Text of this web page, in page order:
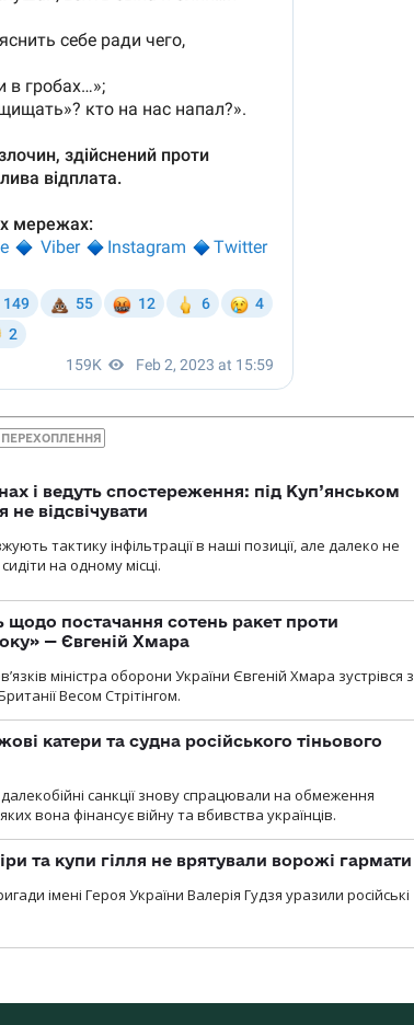
ПЕРЕХОПЛЕННЯ
і ведуть спостереження: під Куп’янськом
відсвічувати
тактику інфільтрації в наші позиції, але далеко не
на одному місці.
постачання сотень ракет проти
— Євгеній Хмара
міністра оборони України Євгеній Хмара зустрівся з
Весом Стрітінгом.
катери та судна російського тіньового
далекобійні санкції знову спрацювали на обмеження
вона фінансує війну та вбивства українців.
та купи гілля не врятували ворожі гармати
імені Героя України Валерія Гудзя уразили російські